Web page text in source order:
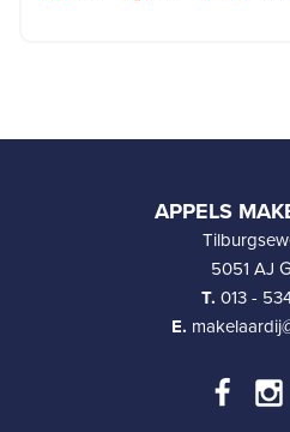
APPELS
5051 AJ
T. 013 -
E.